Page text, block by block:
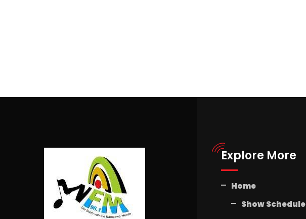
Explore More
Home
Show Schedule